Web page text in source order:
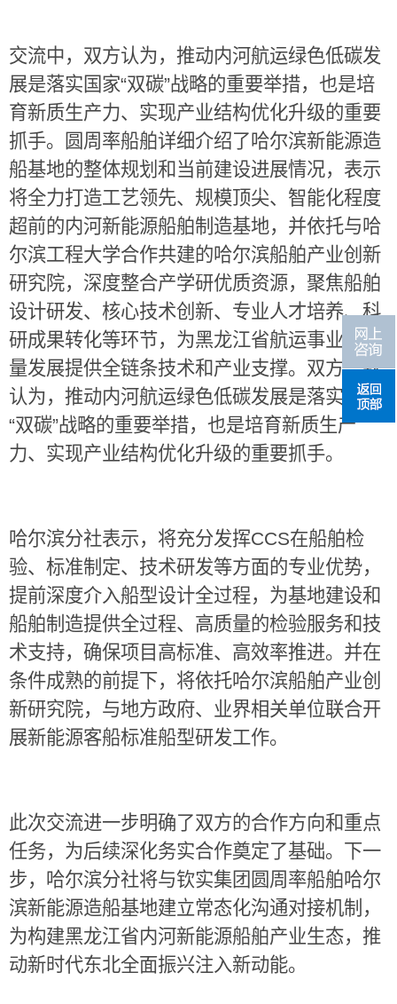
交流中，双方认为，推动内河航运绿色低碳发
展是落实国家“双碳”战略的重要举措，也是培
育新质生产力、实现产业结构优化升级的重要
抓手。圆周率船舶详细介绍了哈尔滨新能源造
船基地的整体规划和当前建设进展情况，表示
将全力打造工艺领先、规模顶尖、智能化程度
超前的内河新能源船舶制造基地，并依托与哈
尔滨工程大学合作共建的哈尔滨船舶产业创新
研究院，深度整合产学研优质资源，聚焦船舶
设计研发、核心技术创新、专业人才培养、科
研成果转化等环节，为黑龙江省航运事业高质
量发展提供全链条技术和产业支撑。双方一致
认为，推动内河航运绿色低碳发展是落实国家
“双碳”战略的重要举措，也是培育新质生产
力、实现产业结构优化升级的重要抓手。
哈尔滨分社表示，将充分发挥CCS在船舶检
验、标准制定、技术研发等方面的专业优势，
提前深度介入船型设计全过程，为基地建设和
船舶制造提供全过程、高质量的检验服务和技
术支持，确保项目高标准、高效率推进。并在
条件成熟的前提下，将依托哈尔滨船舶产业创
新研究院，与地方政府、业界相关单位联合开
展新能源客船标准船型研发工作。
此次交流进一步明确了双方的合作方向和重点
任务，为后续深化务实合作奠定了基础。下一
步，哈尔滨分社将与钦实集团圆周率船舶哈尔
滨新能源造船基地建立常态化沟通对接机制，
为构建黑龙江省内河新能源船舶产业生态，推
动新时代东北全面振兴注入新动能。